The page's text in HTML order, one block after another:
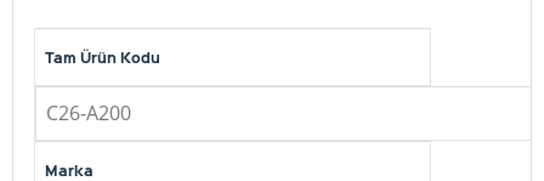
Tam Ürün Kodu
C26-A200
Marka